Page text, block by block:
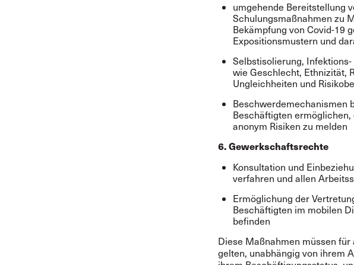
umgehende Bereitstellung
Schulungsmaßnahmen zu
Bekämpfung von Covid-19
Expositionsmustern und
Selbstisolierung,
wie Geschlecht, Ethnizität,
Ungleichheiten und
Beschwerdemechanismen
Beschäftigten ermöglichen,
anonym Risiken zu melden
6. Gewerkschaftsrechte
Konsultation und
verfahren und allen
Ermöglichung der
Beschäftigten im mobilen
befinden
Diese Maßnahmen müssen
gelten, unabhängig von ihrem